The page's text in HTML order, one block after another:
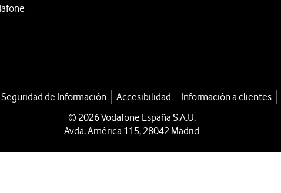
de Información Accesibilidad Información a clientes
© 2026 Vodafone España S.A.U.
Avda. América 115, 28042 Madrid